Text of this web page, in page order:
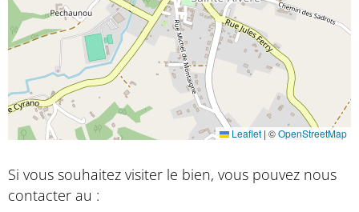
Leaflet | ©OpenStreetMap
Si vous souhaitez visiter le bien, vous pouvez nous
contacter au :